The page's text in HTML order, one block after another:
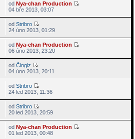
odNya-chan Production
04 bře 2013, 03:07
odStribro
24 úno 2013, 01:29
odNya-chan Production
06 úno 2013, 23:20
odČingiz
04 úno 2013, 20:11
odStribro
24 led 2013, 11:36
odStribro
20 led 2013, 20:59
odNya-chan Production
01 led 2013, 00:48